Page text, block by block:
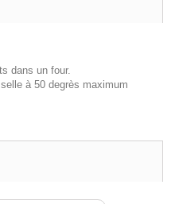
dans un four.
à 50 degrès maximum